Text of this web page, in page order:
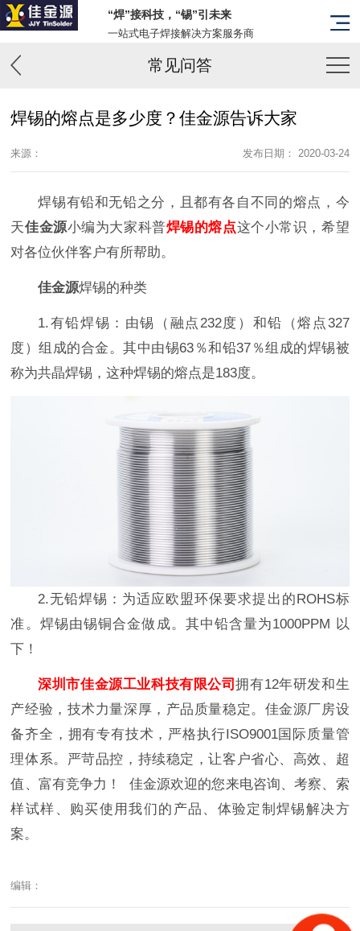
“焊”接科技，“锡”引未来
一站式电子焊接解决方案服务商
常见问答
焊锡的熔点是多少度？佳金源告诉大家
来源： 发布日期： 2020-03-24
焊锡有铅和无铅之分，且都有各自不同的熔点，今
天佳金源小编为大家科普焊锡的熔点这个小常识，希望
对各位伙伴客户有所帮助。
佳金源焊锡的种类
1.有铅焊锡：由锡（融点232度）和铅（熔点327
度）组成的合金。其中由锡63％和铅37％组成的焊锡被
称为共晶焊锡，这种焊锡的熔点是183度。
2.无铅焊锡：为适应欧盟环保要求提出的ROHS标
准。焊锡由锡铜合金做成。其中铅含量为1000PPM 以
下！
深圳市佳金源工业科技有限公司拥有12年研发和生
产经验，技术力量深厚，产品质量稳定。佳金源厂房设
备齐全，拥有专有技术，严格执行ISO9001国际质量管
理体系。严苛品控，持续稳定，让客户省心、高效、超
值、富有竞争力！ 佳金源欢迎的您来电咨询、考察、索
样试样、购买使用我们的产品、体验定制焊锡解决方
案。
编辑：